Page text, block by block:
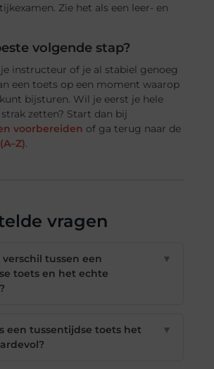
Zie het als een leer- en
volgende stap?
instructeur of je al stabiel genoeg
een toets op een moment waarop
bijsturen. Wil je eerst je hele
zetten? Start dan bij
voorbereiden of ga terug naar de
.
vragen
tussen een
toets en het echte
▼
een tussentijdse toets het
▼